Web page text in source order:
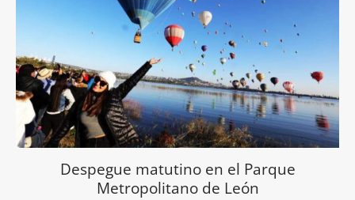
Despegue matutino en el Parque
Metropolitano de León